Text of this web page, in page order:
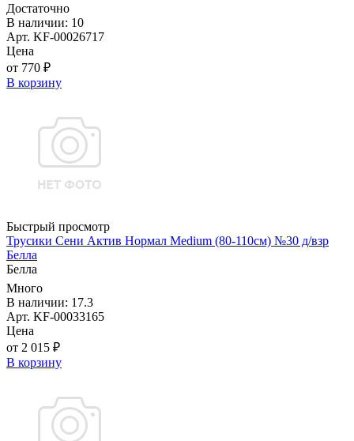
Достаточно
В наличии: 10
Арт. KF-00026717
Цена
от 770 ₽
В корзину
Быстрый просмотр
Трусики Сени Актив Нормал Medium (80-110см) №30 д/взр
Белла
Белла
Много
В наличии: 17.3
Арт. KF-00033165
Цена
от 2 015 ₽
В корзину